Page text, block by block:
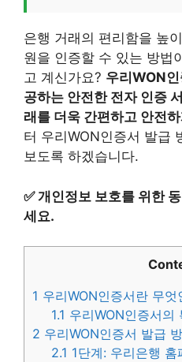
은행 거래의 편리함을 높
원을 인증할 수 있는 방법
고 계신가요? 우리WON인
공하는 안전한 전자 인증
래를 더욱 간편하고 안전
터 우리WON인증서 발급
보도록 하겠습니다.
✅개인정보 보호를 위한
세요.
1 우리WON인증서란 무엇
1.1 우리WON인증서의
2 우리WON인증서 발급
2.1 1단계: 우리은행 홈